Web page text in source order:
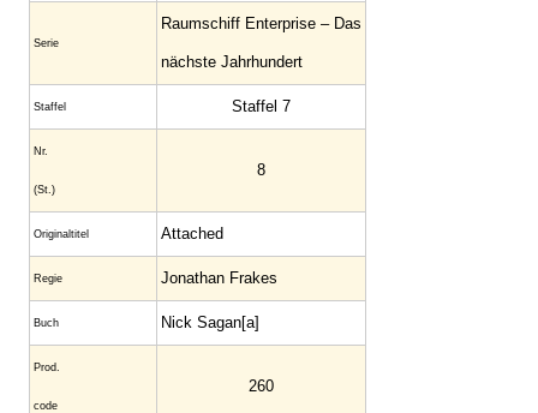
Serie
Raumschiff Enterprise – Das
nächste Jahrhundert
Staffel Staffel 7
Nr.
(St.)
8
Original­titel Attached
Regie Jonathan Frakes
Buch Nick Sagan[a]
Prod.
code
260